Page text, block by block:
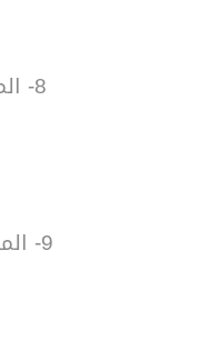
8- المحاضرة الثامنة
9- المحاضرة التاسعة